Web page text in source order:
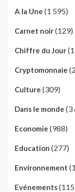
A la Une (1 595)
Carnet noir(129)
Chiffre du Jour
Cryptomonnaie
Culture (309)
Dans le monde (3
Economie (988)
Education (277)
Environnement
Evénements